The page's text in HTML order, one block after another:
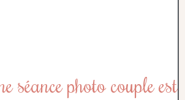
séance photo couple est